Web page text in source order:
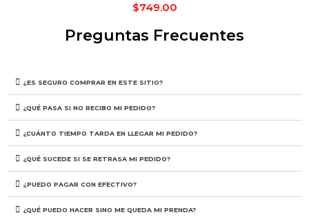
$749.00
Preguntas Frecuentes
¿ES SEGURO COMPRAR EN ESTE SITIO?
¿QUÉ PASA SI NO RECIBO MI PEDIDO?
¿CUÁNTO TIEMPO TARDA EN LLEGAR MI PEDIDO?
¿QUÉ SUCEDE SI SE RETRASA MI PEDIDO?
¿PUEDO PAGAR CON EFECTIVO?
¿QUÉ PUEDO HACER SINO ME QUEDA MI PRENDA?